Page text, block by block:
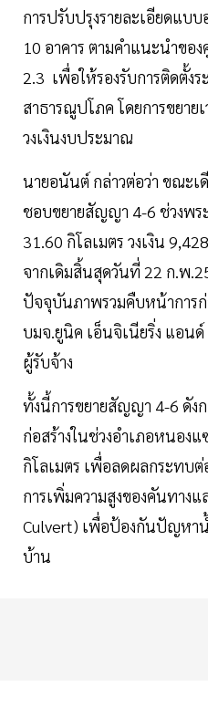
การปรับปรุงรายละเอียดแบ
10 อาคาร ตามคำแนะนำข
2.3 เพื่อให้รองรับการติดตั้ง
สาธารณูปโภค โดยการขยาย
วงเงินงบประมาณ
นายอนันต์ กล่าวต่อว่า ขณะ
ชอบขยายสัญญา 4-6 ช่วงพร
31.60 กิโลเมตร วงเงิน
จากเดิมสิ้นสุดวันที่ 22 ก.พ
ปัจจุบันภาพรวมคืบหน้าการก่
บมจ.ยูนิค เอ็นจิเนียริ่ง แอน
ผู้รับจ้าง
ทั้งนี้การขยายสัญญา 4-6 ดัง
ก่อสร้างในช่วงอำเภอหนอง
กิโลเมตร เพื่อลดผลกระทบ
การเพิ่มความสูงของคันทาง
Culvert) เพื่อป้องกันปัญหาน้
บ้าน